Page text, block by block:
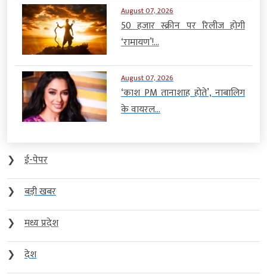
August 07, 2026
50 हजार स्क्रीन पर रिलीज होगी
‘रामायण’!...
August 07, 2026
‘काश PM तानाशाह होते’, नाबालिग
के वायरल...
❯
ई-पेपर
❯
बड़ी खबर
❯
मध्य प्रदेश
❯
देश